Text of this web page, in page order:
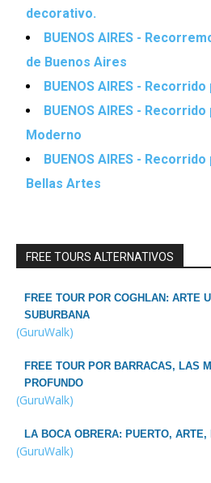
decorativo.
BUENOS AIRES -
de Buenos Aires
BUENOS AIRES -
BUENOS AIRES -
Moderno
BUENOS AIRES -
Bellas Artes
FREE TOURS ALTERNATIVOS
FREE TOUR POR COGHLAN: ARTE
SUBURBANA
(GuruWalk)
FREE TOUR POR BARRACAS, LAS
PROFUNDO
(GuruWalk)
LA BOCA OBRERA: PUERTO,
(GuruWalk)